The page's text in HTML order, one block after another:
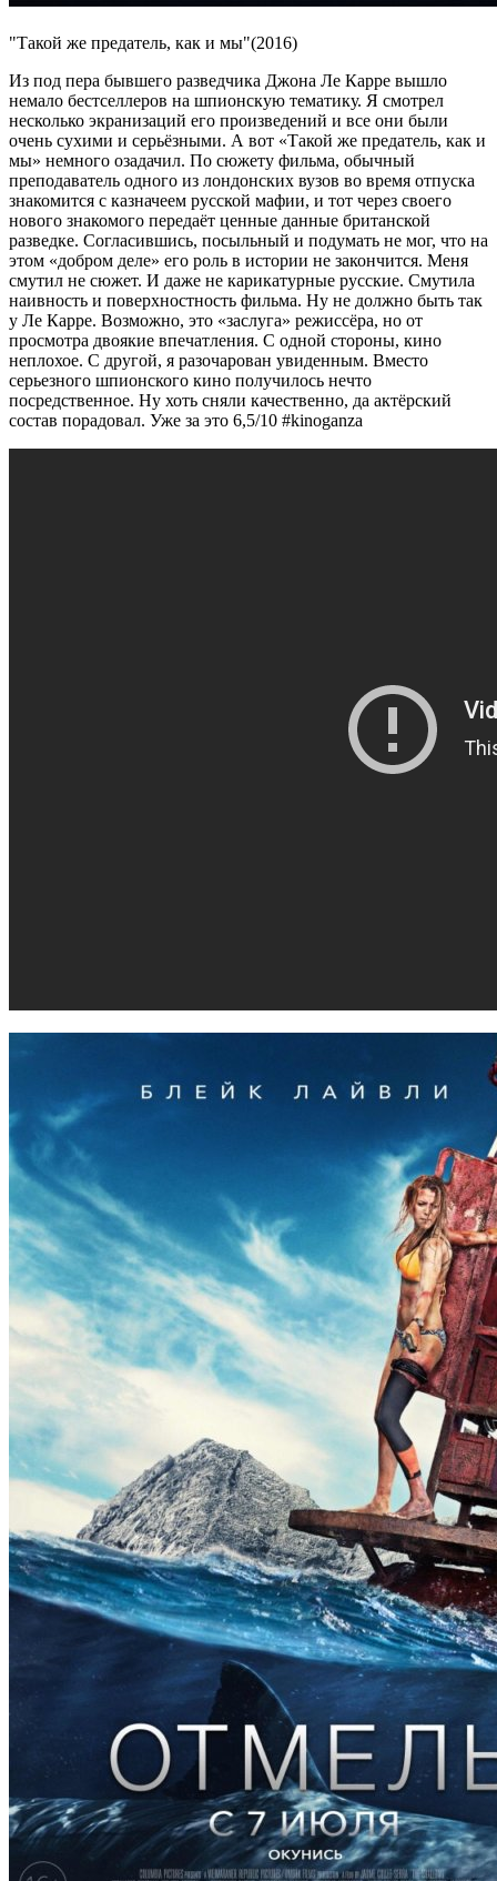
"Такой же предатель, как и мы"(2016)
Из под пера бывшего разведчика Джона Ле Карре вышло
немало бестселлеров на шпионскую тематику. Я смотрел
несколько экранизаций его произведений и все они были
очень сухими и серьёзными. А вот «Такой же предатель, как и
мы» немного озадачил. По сюжету фильма, обычный
преподаватель одного из лондонских вузов во время отпуска
знакомится с казначеем русской мафии, и тот через своего
нового знакомого передаёт ценные данные британской
разведке. Согласившись, посыльный и подумать не мог, что на
этом «добром деле» его роль в истории не закончится. Меня
смутил не сюжет. И даже не карикатурные русские. Смутила
наивность и поверхностность фильма. Ну не должно быть так
у Ле Карре. Возможно, это «заслуга» режиссёра, но от
просмотра двоякие впечатления. С одной стороны, кино
неплохое. С другой, я разочарован увиденным. Вместо
серьезного шпионского кино получилось нечто
посредственное. Ну хоть сняли качественно, да актёрский
состав порадовал. Уже за это 6,5/10 #kinoganza